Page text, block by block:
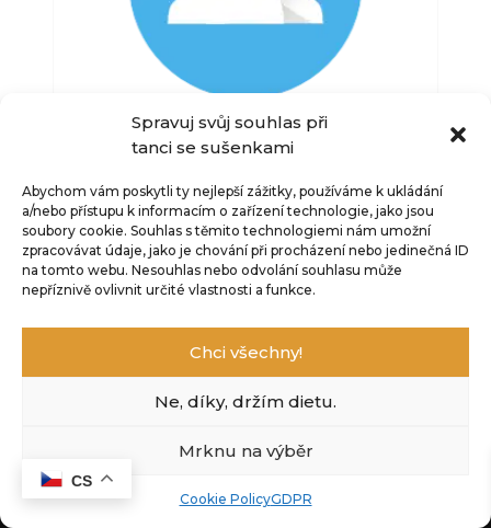
Spravuj svůj souhlas při
tanci se sušenkami
Abychom vám poskytli ty nejlepší zážitky, používáme k ukládání
a/nebo přístupu k informacím o zařízení technologie, jako jsou
soubory cookie. Souhlas s těmito technologiemi nám umožní
zpracovávat údaje, jako je chování při procházení nebo jedinečná ID
na tomto webu. Nesouhlas nebo odvolání souhlasu může
nepříznivě ovlivnit určité vlastnosti a funkce.
Chci všechny!
Ne, díky, držím dietu.
Mrknu na výběr
Cookie PolicyGDPR
Připojit se ke skupině
© Katka Kathreen Derouet 2023. Všechna práva
CS
Kč
PŘIDAT
500
+
variant.
lze
vybrat
na
ORIENTÁLNÍ TECHNIKA
490 Kč
+ PŘIDAT